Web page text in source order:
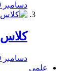
دسامبر 19, 2019
کلاس
دسامبر 19, 2019
علمی